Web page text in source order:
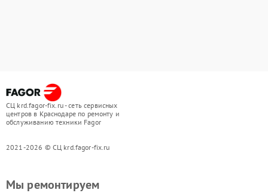
СЦ krd.fagor-fix.ru - сеть сервисных
центров в Краснодаре по ремонту и
обслуживанию техники Fagor
2021-2026 © СЦ krd.fagor-fix.ru
Мы ремонтируем